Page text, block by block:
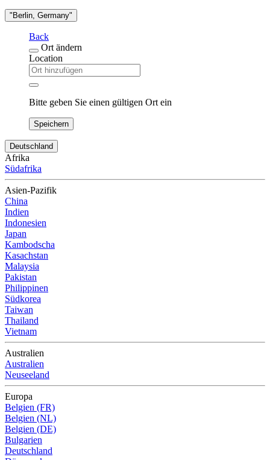
"Berlin, Germany"
Back
Ort ändern
Location
Bitte geben Sie einen gültigen Ort ein
Speichern
Deutschland
Afrika
Südafrika
Asien-Pazifik
China
Indien
Indonesien
Japan
Kambodscha
Kasachstan
Malaysia
Pakistan
Philippinen
Südkorea
Taiwan
Thailand
Vietnam
Australien
Australien
Neuseeland
Europa
Belgien (FR)
Belgien (NL)
Belgien (DE)
Bulgarien
Deutschland